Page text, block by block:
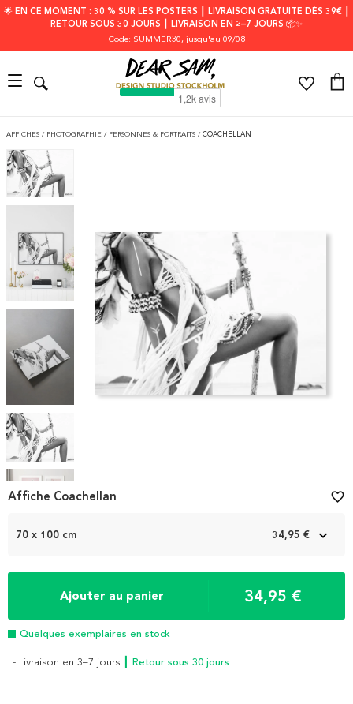
🌟 EN CE MOMENT : 30 % SUR LES POSTERS ┃ LIVRAISON GRATUITE DÈS 39€ ┃
RETOUR SOUS 30 JOURS ┃ LIVRAISON EN 2–7 JOURS 📦✨
Code: SUMMER30, jusqu'au 09/08
AFFICHES / PHOTOGRAPHIE / PERSONNES & PORTRAITS / COACHELLAN
Item
7
70 x 100 cm 34,95 €
Ajouter au panier 34,95 €
Quelques exemplaires en stock
- Livraison en 3–7 jours ┃ Retour sous 30 jours
Affiche Coachellan favorite_border